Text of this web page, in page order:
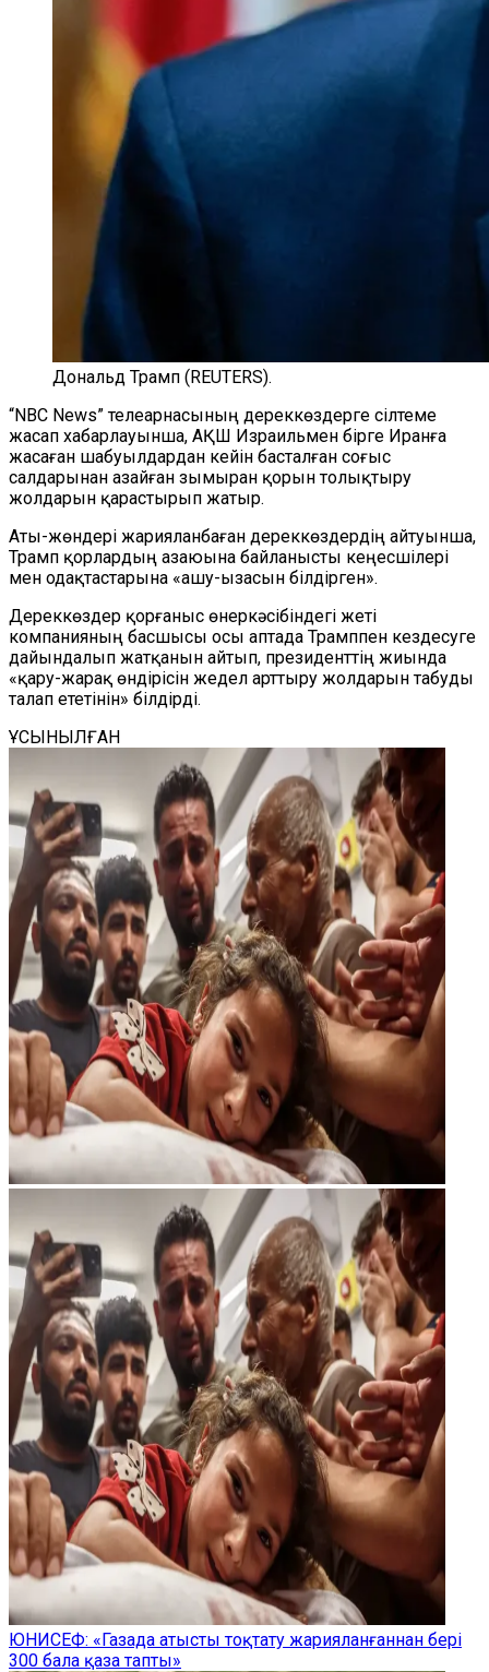
Дональд Трамп (REUTERS).
“NBC News” телеарнасының дереккөздерге сілтеме
жасап хабарлауынша, АҚШ Израильмен бірге Иранға
жасаған шабуылдардан кейін басталған соғыс
салдарынан азайған зымыран қорын толықтыру
жолдарын қарастырып жатыр.
Аты-жөндері жарияланбаған дереккөздердің айтуынша,
Трамп қорлардың азаюына байланысты кеңесшілері
мен одақтастарына «ашу-ызасын білдірген».
Дереккөздер қорғаныс өнеркәсібіндегі жеті
компанияның басшысы осы аптада Трамппен кездесуге
дайындалып жатқанын айтып, президенттің жиында
«қару-жарақ өндірісін жедел арттыру жолдарын табуды
талап ететінін» білдірді.
ҰСЫНЫЛҒАН
ЮНИСЕФ: «Газада атысты тоқтату жарияланғаннан бері
300 бала қаза тапты»